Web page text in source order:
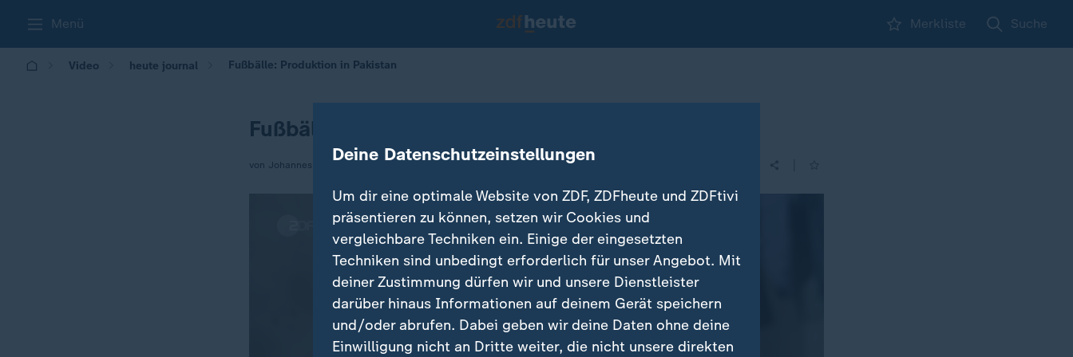
Menü Merkliste Suche
Video heute journal Fußbälle: Produktion in Pakistan
Fußbälle: Produktion in Pakistan
von Johannes HanoDeine Datenschutzeinstellungen
Um dir eine optimale Website von ZDF, ZDFheute und ZDFtivi
präsentieren zu können, setzen wir Cookies und
vergleichbare Techniken ein. Einige der eingesetzten
Techniken sind unbedingt erforderlich für unser Angebot. Mit
deiner Zustimmung dürfen wir und unsere Dienstleister
darüber hinaus Informationen auf deinem Gerät speichern
und/oder abrufen. Dabei geben wir deine Daten ohne deine
Einwilligung nicht an Dritte weiter, die nicht unsere direkten